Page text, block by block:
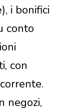
i bonifici
conto
con
negozi,